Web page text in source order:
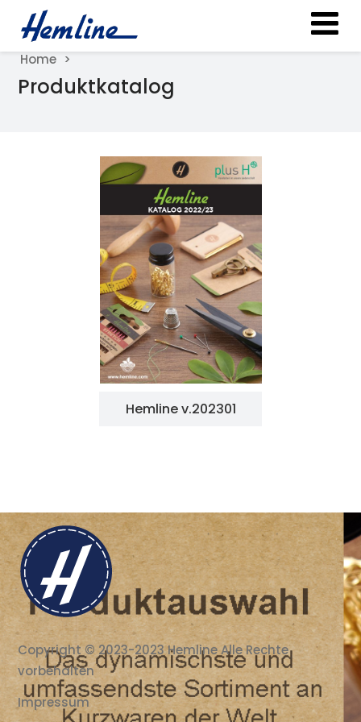
Home
Produktkatalog
Hemline v.202301
Copyright © 2023-2023 Hemline Alle Rechte
vorbehalten
Impressum